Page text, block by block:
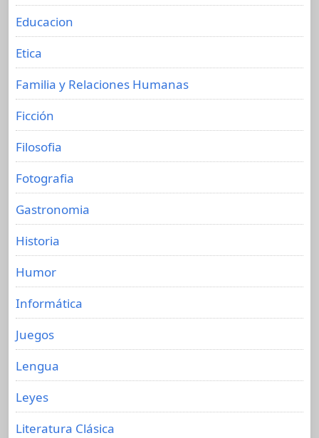
Educacion
Etica
Familia y Relaciones Humanas
Ficción
Filosofia
Fotografia
Gastronomia
Historia
Humor
Informática
Juegos
Lengua
Leyes
Literatura Clásica